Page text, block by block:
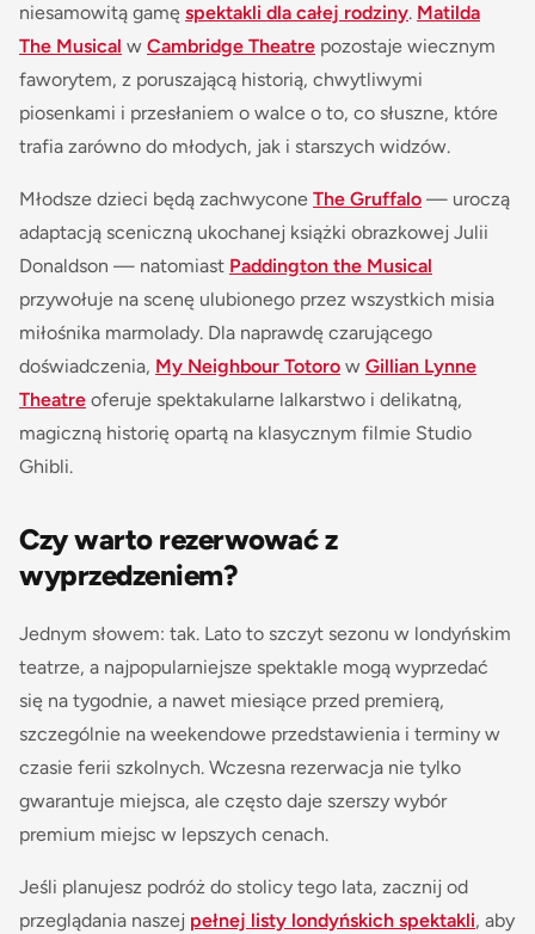
niesamowitą gamę spektakli dla całej rodziny. Matilda
The Musical w Cambridge Theatre pozostaje wiecznym
faworytem, z poruszającą historią, chwytliwymi
piosenkami i przesłaniem o walce o to, co słuszne, które
trafia zarówno do młodych, jak i starszych widzów.
Młodsze dzieci będą zachwycone The Gruffalo — uroczą
adaptacją sceniczną ukochanej książki obrazkowej Julii
Donaldson — natomiast Paddington the Musical
przywołuje na scenę ulubionego przez wszystkich misia
miłośnika marmolady. Dla naprawdę czarującego
doświadczenia, My Neighbour Totoro w Gillian Lynne
Theatre oferuje spektakularne lalkarstwo i delikatną,
magiczną historię opartą na klasycznym filmie Studio
Ghibli.
Czy warto rezerwować z
wyprzedzeniem?
Jednym słowem: tak. Lato to szczyt sezonu w londyńskim
teatrze, a najpopularniejsze spektakle mogą wyprzedać
się na tygodnie, a nawet miesiące przed premierą,
szczególnie na weekendowe przedstawienia i terminy w
czasie ferii szkolnych. Wczesna rezerwacja nie tylko
gwarantuje miejsca, ale często daje szerszy wybór
premium miejsc w lepszych cenach.
Jeśli planujesz podróż do stolicy tego lata, zacznij od
przeglądania naszej pełnej listy londyńskich spektakli, aby